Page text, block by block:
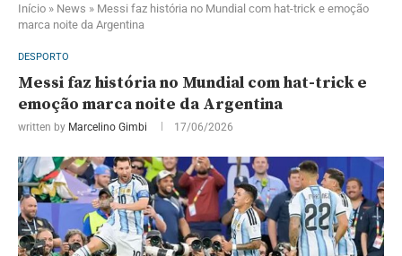
Início » News » Messi faz história no Mundial com hat-trick e emoção
marca noite da Argentina
DESPORTO
Messi faz história no Mundial com hat-trick e
emoção marca noite da Argentina
written by Marcelino Gimbi 17/06/2026